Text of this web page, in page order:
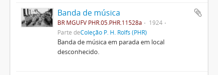
Banda de música
BR MGUFV PHR.05.PHR.11528a
1924
Parte deColeção P. H. Rolfs (PHR)
Banda de música em parada em local
desconhecido.